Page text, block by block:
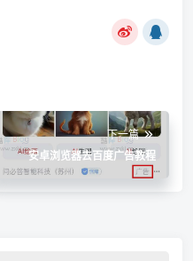
下一篇
安卓浏览器去百度广告教程